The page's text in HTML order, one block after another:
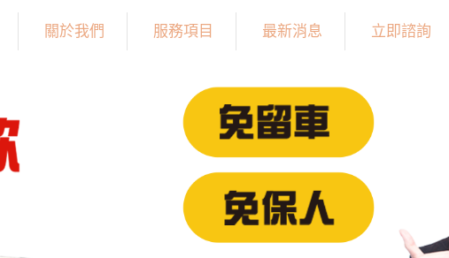
關於我們 服務項目 最新消息 立即諮詢